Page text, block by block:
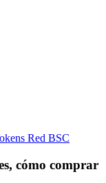
Red BSC
cómo comprar